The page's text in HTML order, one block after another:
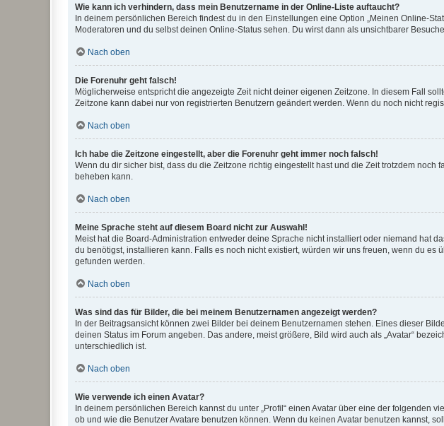
Wie kann ich verhindern, dass mein Benutzername in der Online-Liste auftaucht?
In deinem persönlichen Bereich findest du in den Einstellungen eine Option „Meinen Online-
Moderatoren und du selbst deinen Online-Status sehen. Du wirst dann als unsichtbarer
Nach oben
Die Forenuhr geht falsch!
Möglicherweise entspricht die angezeigte Zeit nicht deiner eigenen Zeitzone. In diesem Fall
Zeitzone kann dabei nur von registrierten Benutzern geändert werden. Wenn du noch nicht
Nach oben
Ich habe die Zeitzone eingestellt, aber die Forenuhr geht immer noch falsch!
Wenn du dir sicher bist, dass du die Zeitzone richtig eingestellt hast und die Zeit trotzdem
beheben kann.
Nach oben
Meine Sprache steht auf diesem Board nicht zur Auswahl!
Meist hat die Board-Administration entweder deine Sprache nicht installiert oder niemand hat
du benötigst, installieren kann. Falls es noch nicht existiert, würden wir uns freuen, wenn du
gefunden werden.
Nach oben
Was sind das für Bilder, die bei meinem Benutzernamen angezeigt werden?
In der Beitragsansicht können zwei Bilder bei deinem Benutzernamen stehen. Eines dieser
deinen Status im Forum angeben. Das andere, meist größere, Bild wird auch als „Avatar“
unterschiedlich ist.
Nach oben
Wie verwende ich einen Avatar?
In deinem persönlichen Bereich kannst du unter „Profil“ einen Avatar über eine der folgenden
ob und wie die Benutzer Avatare benutzen können. Wenn du keinen Avatar benutzen kannst,